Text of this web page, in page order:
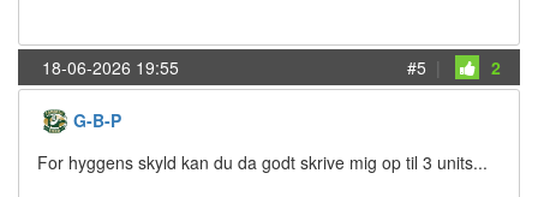
18-06-2026 19:55 #5 | 2
G-B-P
For hyggens skyld kan du da godt skrive mig op til 3 units...